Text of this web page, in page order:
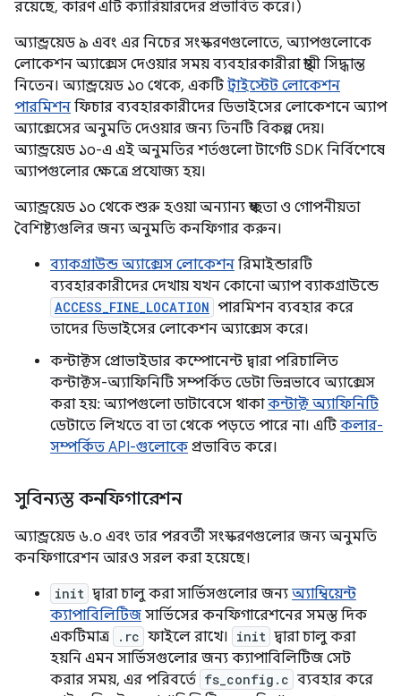
রয়েছে, কারণ এটি ক্যারিয়ারদের প্রভাবিত করে।)
অ্যান্ড্রয়েড ৯ এবং এর নিচের সংস্করণগুলোতে, অ্যাপগুলোকে
লোকেশন অ্যাক্সেস দেওয়ার সময় ব্যবহারকারীরা স্থায়ী সিদ্ধান্ত
নিতেন। অ্যান্ড্রয়েড ১০ থেকে, একটি ট্রাইস্টেট লোকেশন
পারমিশন ফিচার ব্যবহারকারীদের ডিভাইসের লোকেশনে অ্যাপ
অ্যাক্সেসের অনুমতি দেওয়ার জন্য তিনটি বিকল্প দেয়।
অ্যান্ড্রয়েড ১০-এ এই অনুমতির শর্তগুলো টার্গেট SDK নির্বিশেষে
অ্যাপগুলোর ক্ষেত্রে প্রযোজ্য হয়।
অ্যান্ড্রয়েড ১০ থেকে শুরু হওয়া অন্যান্য স্বচ্ছতা ও গোপনীয়তা
বৈশিষ্ট্যগুলির জন্য অনুমতি কনফিগার করুন।
ব্যাকগ্রাউন্ড অ্যাক্সেস লোকেশন রিমাইন্ডারটি
ব্যবহারকারীদের দেখায় যখন কোনো অ্যাপ ব্যাকগ্রাউন্ডে
ACCESS_FINE_LOCATION পারমিশন ব্যবহার করে
তাদের ডিভাইসের লোকেশন অ্যাক্সেস করে।
কন্টাক্টস প্রোভাইডার কম্পোনেন্ট দ্বারা পরিচালিত
কন্টাক্টস-অ্যাফিনিটি সম্পর্কিত ডেটা ভিন্নভাবে অ্যাক্সেস
করা হয়: অ্যাপগুলো ডাটাবেসে থাকাকন্টাক্ট অ্যাফিনিটি
ডেটাতে লিখতে বা তা থেকে পড়তে পারে না। এটি কলার-
সম্পর্কিত API-গুলোকে প্রভাবিত করে।
সুবিন্যস্ত কনফিগারেশন
অ্যান্ড্রয়েড ৬.০ এবং তার পরবর্তী সংস্করণগুলোর জন্য অনুমতি
কনফিগারেশন আরও সরল করা হয়েছে।
init দ্বারা চালু করা সার্ভিসগুলোর জন্য অ্যাম্বিয়েন্ট
ক্যাপাবিলিটিজ সার্ভিসের কনফিগারেশনের সমস্ত দিক
একটিমাত্র
.rc ফাইলে রাখে। init দ্বারা চালু করা
হয়নি এমন সার্ভিসগুলোর জন্য ক্যাপাবিলিটিজ সেট
করার সময়, এর পরিবর্তে fs_config.c ব্যবহার করে